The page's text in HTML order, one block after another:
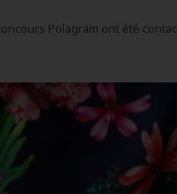
Polagram ont été